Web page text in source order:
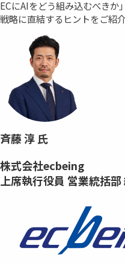
ECにAIをどう組み込むべきか
戦略に直結するヒントをご紹介
斉藤 淳 氏
株式会社ecbeing
上席執行役員​ 営業統括部